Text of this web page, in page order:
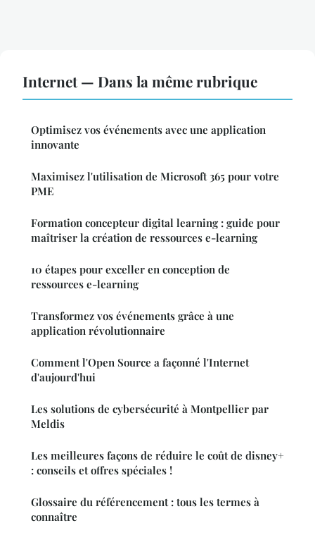
Internet — Dans la même rubrique
Optimisez vos événements avec une application
innovante
Maximisez l'utilisation de Microsoft 365 pour votre
PME
Formation concepteur digital learning : guide pour
maîtriser la création de ressources e-learning
10 étapes pour exceller en conception de
ressources e-learning
Transformez vos événements grâce à une
application révolutionnaire
Comment l'Open Source a façonné l'Internet
d'aujourd'hui
Les solutions de cybersécurité à Montpellier par
Meldis
Les meilleures façons de réduire le coût de disney+
: conseils et offres spéciales !
Glossaire du référencement : tous les termes à
connaître